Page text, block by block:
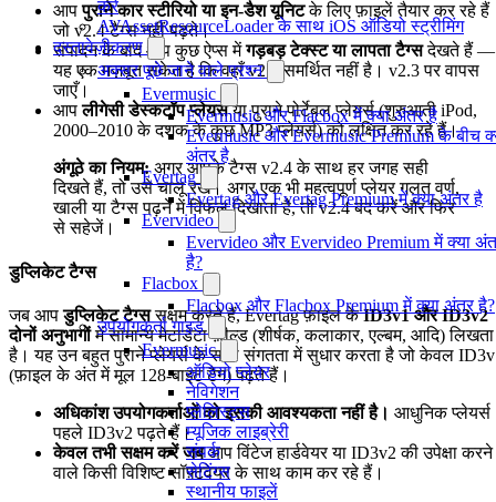
करें
AVAssetResourceLoader के साथ iOS ऑडियो स्ट्रीमिंग
दस्तावेज़ीकरण
अक्सर पूछे जाने वाले प्रश्न
Evermusic
Evermusic और Flacbox में क्या अंतर है
Evermusic और Evermusic Premium के बीच
अंतर है
Evertag
Evertag और Evertag Premium में क्या अंतर है
Evervideo
Evervideo और Evervideo Premium में क्या
है?
Flacbox
Flacbox और Flacbox Premium में क्या अंतर है?
उपयोगकर्ता गाइड
Evermusic
ऑडियो प्लेयर
नेविगेशन
प्लेलिस्ट्स
म्यूजिक लाइब्रेरी
संपर्क
सेटिंग्स
स्थानीय फाइलें
आपपुराने कार स्टीरियो या इन-डैश यूनिटके लिए फ़ाइलें तैयार कर रहे हैं
जो v2.4 टैग्स नहीं पढ़ते।
संपादन के बाद आप कुछ ऐप्स मेंगड़बड़ टेक्स्ट या लापता टैग्सदेखते हैं —
यह एक मज़बूत संकेत है कि वहाँ v2.4 समर्थित नहीं है। v2.3 पर वापस
जाएँ।
आपलीगेसी डेस्कटॉप प्लेयर्सया पुराने पोर्टेबल प्लेयर्स (शुरुआती iPod,
2000–2010 के दशक के कुछ MP3 प्लेयर्स) को लक्षित कर रहे हैं।
अंगूठे का नियम:अगर आपके टैग्स v2.4 के साथ हर जगह सही
दिखते हैं, तो उसे चालू रखें। अगर एक भी महत्वपूर्ण प्लेयर गलत वर्ण,
खाली या टैग्स पढ़ने में विफल दिखाता है, तो v2.4 बंद करें और फिर
से सहेजें।
डुप्लिकेट टैग्स
जब आपडुप्लिकेट टैग्ससक्षम करते हैं, Evertag फ़ाइल केID3v1 और ID3v2
दोनों अनुभागोंमें सामान्य मेटाडेटा फ़ील्ड (शीर्षक, कलाकार, एल्बम, आदि) लिखता
है। यह उन बहुत पुराने प्लेयर्स के साथ संगतता में सुधार करता है जो केवल
(फ़ाइल के अंत में मूल 128-बाइट टैग) पढ़ते हैं।
अधिकांश उपयोगकर्ताओं को इसकी आवश्यकता नहीं है। आधुनिक प्लेयर्स
पहले ID3v2 पढ़ते हैं।
केवल तभी सक्षम करें जबआप विंटेज हार्डवेयर या ID3v2 की उपेक्षा करने
वाले किसी विशिष्ट सॉफ़्टवेयर के साथ काम कर रहे हैं।